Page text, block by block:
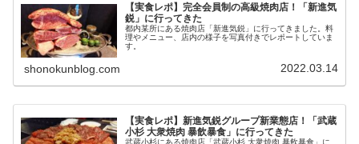
【実食レポ】完全会員制の高級焼肉店！「新進気
鋭」に行ってきた
都内某所にある焼肉店「新進気鋭」に行ってきました。料
理やメニュー、店内の様子を写真付きでレポートしていま
す。
shonokunblog.com 2022.03.14
【実食レポ】新進気鋭グループ新業態店！「武蔵
小杉 大衆焼肉 暴飲暴食」に行ってきた
武蔵小杉にある焼肉店「武蔵小杉 大衆焼肉 暴飲暴食」に